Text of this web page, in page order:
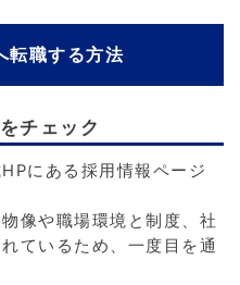
勤務になります。
する可能性はあります。
転職する方法
チェック
にある採用情報ページ
像や職場環境と制度、社
ているため、一度目を通